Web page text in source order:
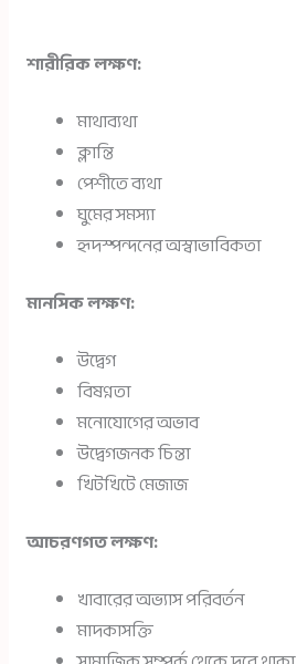
শারীরিক লক্ষণ:
মাথাব্যথা
ক্লান্তি
পেশীতে ব্যথা
ঘুমের সমস্যা
হৃদস্পন্দনের অস্বাভাবিকতা
মানসিক লক্ষণ:
উদ্বেগ
বিষণ্নতা
মনোযোগের অভাব
উদ্বেগজনক চিন্তা
খিটখিটে মেজাজ
আচরণগত লক্ষণ:
খাবারের অভ্যাস পরিবর্তন
মাদকাসক্তি